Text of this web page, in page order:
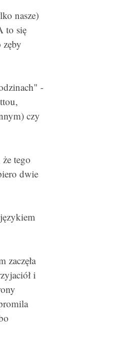
nasze)
to się
zęby
-
czy
tego
dwie
zaczęła
i